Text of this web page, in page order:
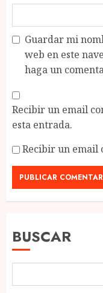
Guardar mi
web en este
haga un
Recibir un email
esta entrada.
Recibir un email
BUSCAR